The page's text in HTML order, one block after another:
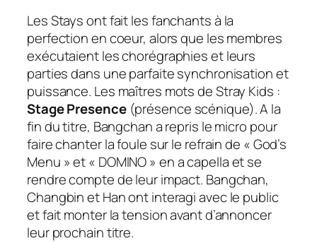
Les Stays ont fait lesfanchantsà la
perfection en coeur, alors que les membres
exécutaient les chorégraphies et leurs
parties dans une parfaite synchronisation et
puissance. Les maîtres mots de Stray Kids :
Stage Presence(présence scénique). A la
fin du titre, Bangchan a repris le micro pour
faire chanter la foule sur le refrain de « God’s
Menu » et « DOMINO » en a capella et se
rendre compte de leur impact. Bangchan,
Changbin et Han ont interagi avec le public
et fait monter la tension avant d’annoncer
leur prochain titre.